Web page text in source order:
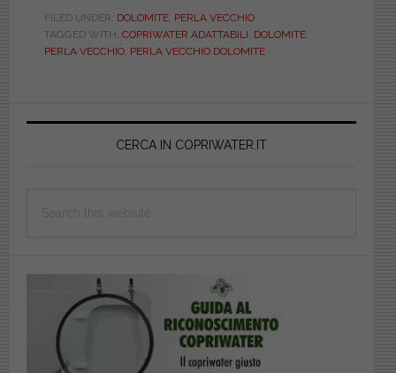
VECCHIO.
ADATTABILE.
VASCWATEL000PERL
FILED UNDER: DOLOMITE, PERLA VECCHIO
TAGGED WITH: COPRIWATER ADATTABILI DOLOMITE,
PERLA VECCHIO, PERLA VECCHIO DOLOMITE
Primary
CERCA IN COPRIWATER.IT